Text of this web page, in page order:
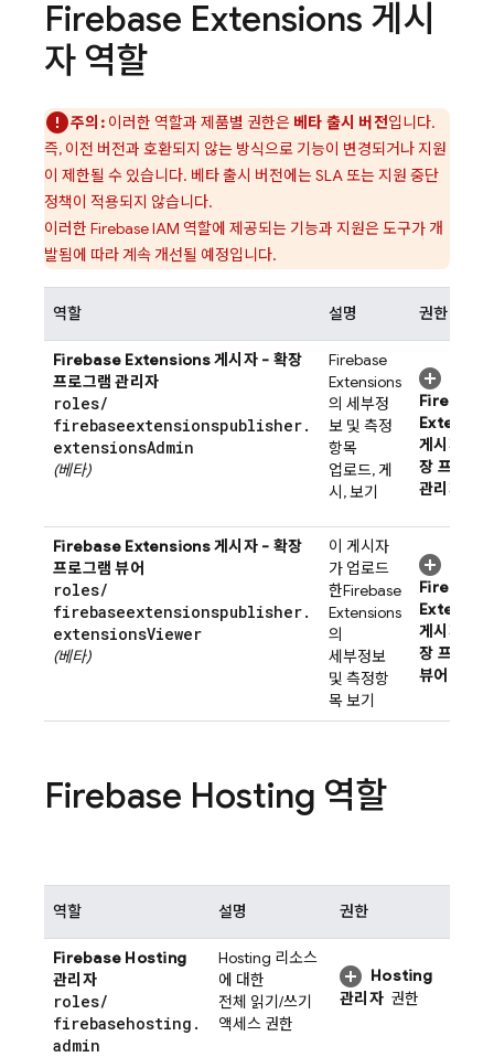
Firebase Extensions 게시
자 역할
주의:이러한 역할과 제품별 권한은 베타 출시 버전입니다.
즉, 이전 버전과 호환되지 않는 방식으로 기능이 변경되거나 지원
이 제한될 수 있습니다. 베타 출시 버전에는 SLA 또는 지원 중단
정책이 적용되지 않습니다.
이러한 Firebase IAM 역할에 제공되는 기능과 지원은 도구가 개
발됨에 따라 계속 개선될 예정입니다.
역할 설명 권한
Firebase Extensions게시자 - 확장
프로그램 관리자
roles/
firebaseextensionspublisher.
extensionsAdmin
(베타)
Firebase
Extensions
의 세부정
보 및 측정
항목
업로드, 게
시, 보기
Firebase
게시자 - 확
장 프로그
관리자
Firebase Extensions게시자 - 확장
프로그램 뷰어
roles/
firebaseextensionspublisher.
extensionsViewer
(베타)
이 게시자
가 업로드
한Firebase
Extensions
의
세부정보
및 측정항
목 보기
Firebase
게시자 - 확
장 프로그
뷰어
Firebase Hosting 역할
역할 설명 권한
Firebase Hosting
관리자
roles/
firebasehosting .
admin
Hosting 리소스
에 대한
전체 읽기/쓰기
액세스 권한
Hosting
관리자권한